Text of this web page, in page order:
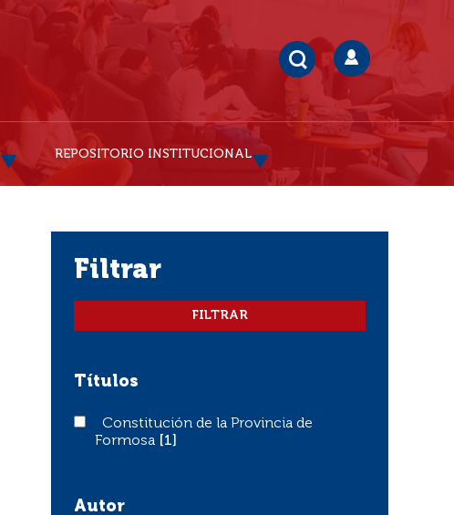
REPOSITORIO INSTITUCIONAL
filtrar
Títulos
Constitución de la Provincia de Formosa
Constitución de la Provincia de
Formosa
[1]
Autor